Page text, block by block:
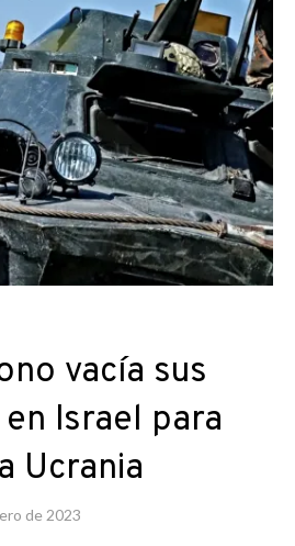
vacía sus
Israel para
Ucrania
de 2023